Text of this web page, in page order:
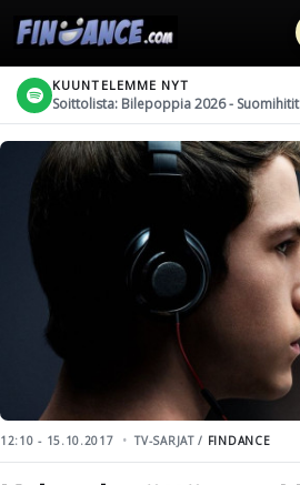
KUUNTELEMME NYT
Soittolista: Bilepoppia 2026 - Suomihitit
12:10 - 15.10.2017 TV-SARJAT / FINDANCE